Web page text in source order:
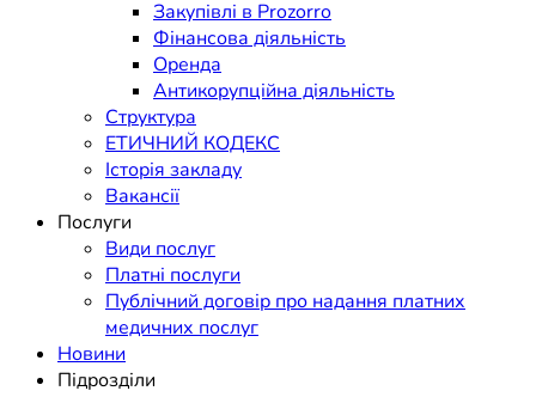
Закупівлі в Prozorro
Фінансова діяльність
Оренда
Антикорупційна діяльність
Структура
ЕТИЧНИЙ КОДЕКС
Історія закладу
Вакансії
Послуги
Види послуг
Платні послуги
Публічний договір про надання платних
медичних послуг
Новини
Підрозділи